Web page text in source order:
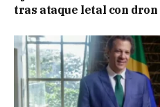
tras ataque letal con dron